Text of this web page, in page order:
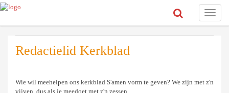
Toggle
Redactielid Kerkblad
Wie wil meehelpen ons kerkblad S'amen vorm te geven? We zijn met z'n
vijven, dus als je meedoet met z'n zessen.